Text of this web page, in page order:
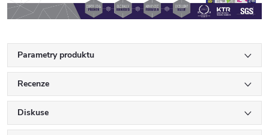
Parametry produktu
Recenze
Diskuse